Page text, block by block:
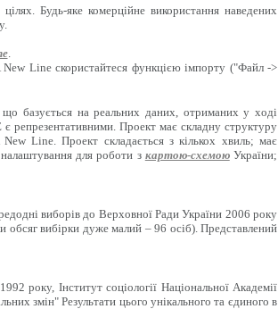
Будь-яке комерційне використання наведених
.
New Line скористайтеся функцією імпорту ("Файл ->
базується на реальних даних, отриманих у ході
репрезентативними. Проект має складну структуру
Line. Проект складається з кількох хвиль; має
для роботи з картою-схемоюУкраїни;
виборів до Верховної Ради України 2006 року
обсяг вибірки дуже малий – 96 осіб). Представлений
року, Інститут соціології Національної Академії
змін" Результати цього унікального та єдиного в